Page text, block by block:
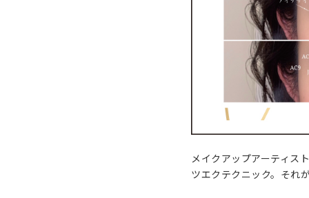
メイクアップアーティス
ツエクテクニック。それ